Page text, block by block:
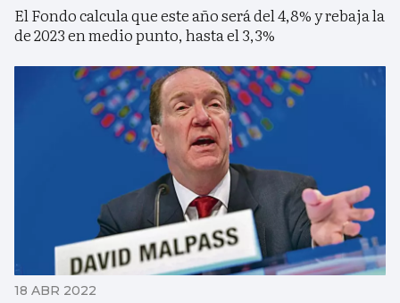
El Fondo calcula que este año será del 4,8% y rebaja la
de 2023 en medio punto, hasta el 3,3%
18 ABR 2022